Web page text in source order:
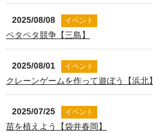
2025/08/08 イベント
ペタペタ競争【三島】
2025/08/01 イベント
クレーンゲームを作って遊ぼう【浜北】
2025/07/25 イベント
苗を植えよう【袋井春岡】